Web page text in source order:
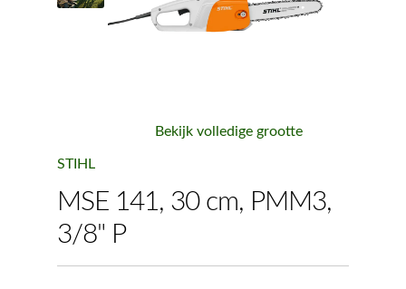
Bekijk volledige grootte
STIHL
MSE 141, 30 cm, PMM3,
3/8" P